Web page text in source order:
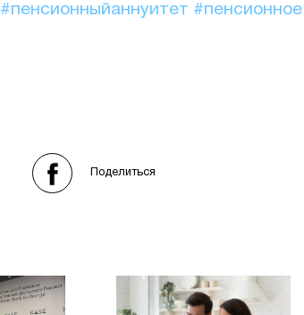
#пенсионныйаннуитет #пенсионное
Поделиться